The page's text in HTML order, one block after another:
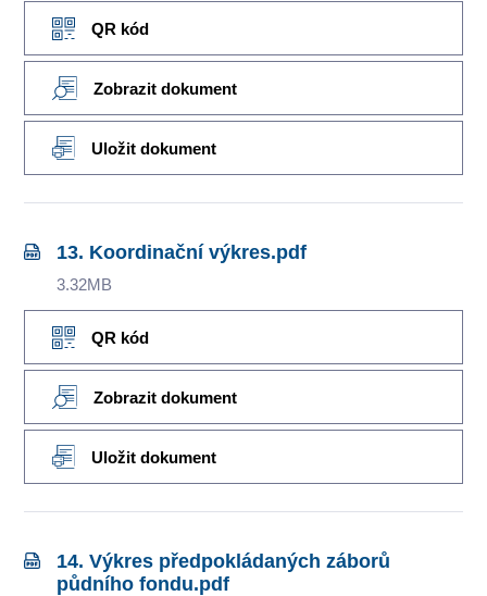
QR kód
Zobrazit dokument
Uložit dokument
13. Koordinační výkres.pdf
3.32MB
QR kód
Zobrazit dokument
Uložit dokument
14. Výkres předpokládaných záborů
půdního fondu.pdf